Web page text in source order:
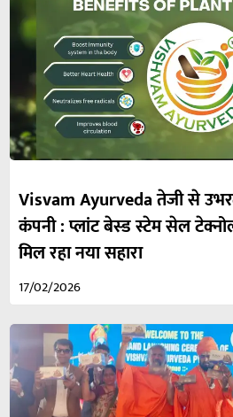
Visvam Ayurveda तेजी से
कंपनी : प्लांट बेस्ड स्टेम सेल
मिल रहा नया सहारा
17/02/2026